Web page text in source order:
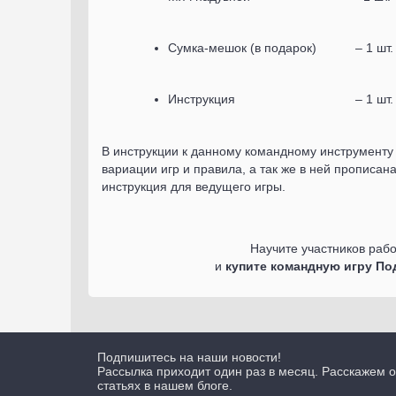
Сумка-мешок (в подарок) – 1 шт.
Инструкция – 1 шт.
В инструкции к данному командному
вариации игр и правила, а так же в ней
инструкция для ведущего игры.
Научите участников
и купите командную игру
Подпишитесь на наши новости!
Рассылка приходит один раз в месяц. Расскажем
статьях в нашем блоге.